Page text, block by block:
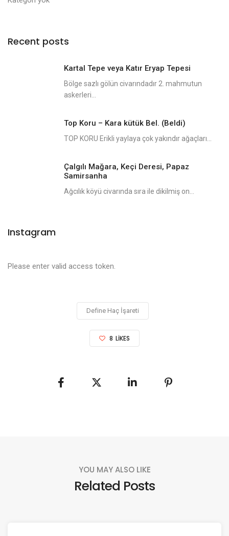
Recent posts
Kartal Tepe veya Katır Eryap Tepesi
Bölge sazlı gölün civarındadır 2. mahmutun
askerleri...
Top Koru – Kara kütük Bel. (Beldi)
TOP KORU Erikli yaylaya çok yakındır ağaçları...
Çalgılı Mağara, Keçi Deresi, Papaz
Samirsanha
Ağcılık köyü civarında sıra ile dikilmiş on...
Instagram
Please enter valid access token.
Define Haç İşareti
8 LIKES
YOU MAY ALSO LIKE
Related Posts